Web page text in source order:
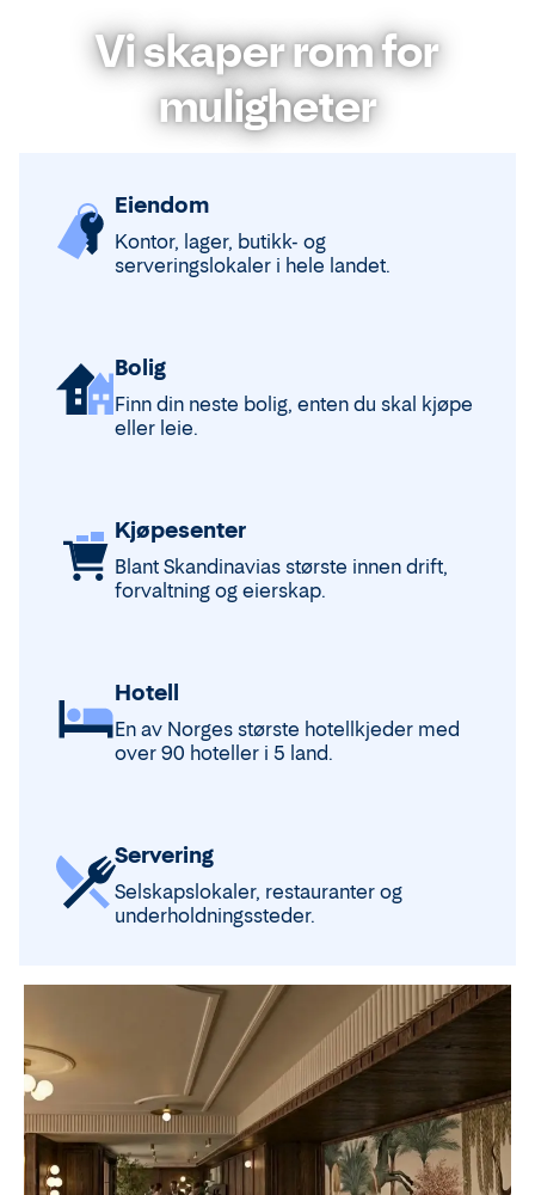
Vi skaper rom for
muligheter
Eiendom
Kontor, lager, butikk- og
serveringslokaler i hele landet.
Bolig
Finn din neste bolig, enten du skal kjøpe
eller leie.
Kjøpesenter
Blant Skandinavias største innen drift,
forvaltning og eierskap.
Hotell
En av Norges største hotellkjeder med
over 90 hoteller i 5 land.
Servering
Selskapslokaler, restauranter og
underholdningssteder.